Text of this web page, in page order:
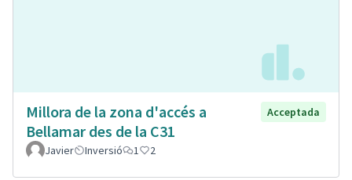
Millora de la zona d'accés a
Bellamar des de la C31
Acceptada
Javier Inversió 1 2